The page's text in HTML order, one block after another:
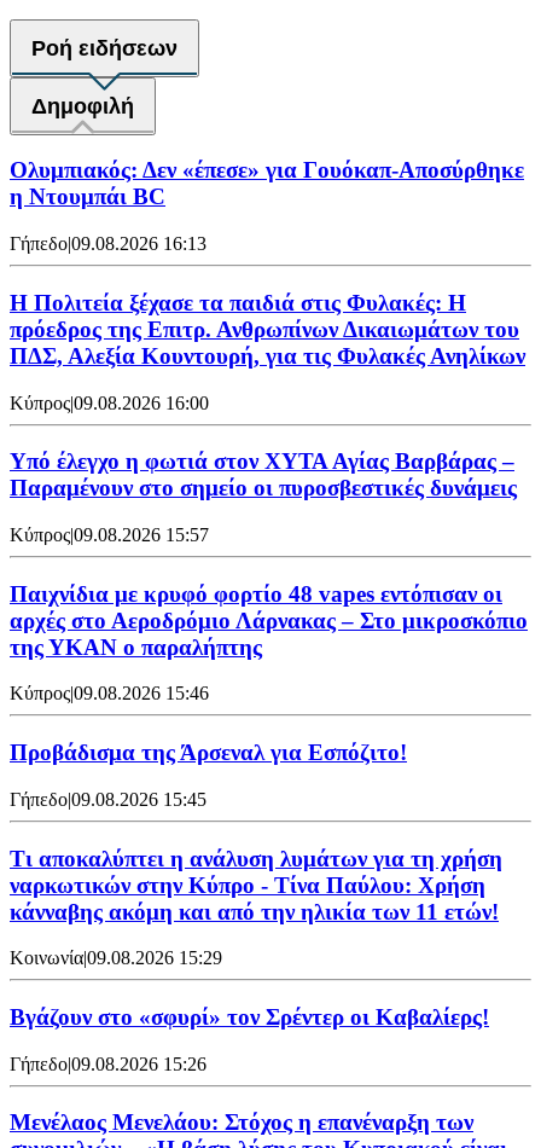
Ροή ειδήσεων
Δημοφιλή
Ολυμπιακός: Δεν «έπεσε» για Γουόκαπ-Αποσύρθηκε
η Ντουμπάι BC
Γήπεδο|09.08.2026 16:13
Η Πολιτεία ξέχασε τα παιδιά στις Φυλακές: Η
πρόεδρος της Επιτρ. Ανθρωπίνων Δικαιωμάτων του
ΠΔΣ, Αλεξία Κουντουρή, για τις Φυλακές Ανηλίκων
Κύπρος|09.08.2026 16:00
Υπό έλεγχο η φωτιά στον ΧΥΤΑ Αγίας Βαρβάρας –
Παραμένουν στο σημείο οι πυροσβεστικές δυνάμεις
Κύπρος|09.08.2026 15:57
Παιχνίδια με κρυφό φορτίο 48 vapes εντόπισαν οι
αρχές στο Αεροδρόμιο Λάρνακας – Στο μικροσκόπιο
της ΥΚΑΝ ο παραλήπτης
Κύπρος|09.08.2026 15:46
Προβάδισμα της Άρσεναλ για Εσπόζιτο!
Γήπεδο|09.08.2026 15:45
Τι αποκαλύπτει η ανάλυση λυμάτων για τη χρήση
ναρκωτικών στην Κύπρο - Τίνα Παύλου: Χρήση
κάνναβης ακόμη και από την ηλικία των 11 ετών!
Κοινωνία|09.08.2026 15:29
Bγάζουν στο «σφυρί» τον Σρέντερ οι Καβαλίερς!
Γήπεδο|09.08.2026 15:26
Μενέλαος Μενελάου: Στόχος η επανέναρξη των